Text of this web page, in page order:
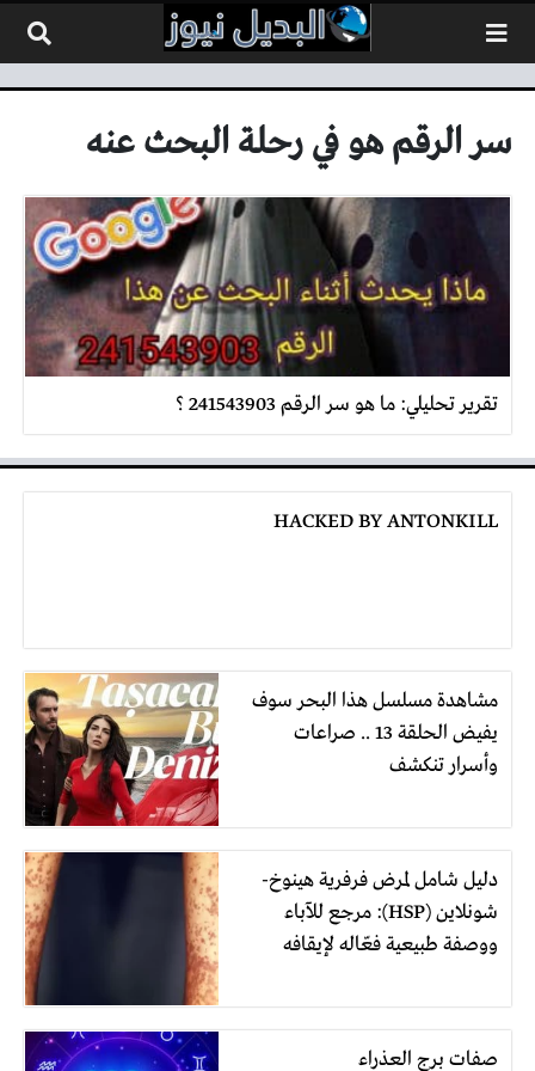
سر الرقم هو في رحلة البحث عنه
تقرير تحليلي: ما هو سر الرقم 241543903 ؟
HACKED BY ANTONKILL
مشاهدة مسلسل هذا البحر سوف
يفيض الحلقة 13 .. صراعات
وأسرار تنكشف
دليل شامل لمرض فرفرية هينوخ-
شونلاين (HSP): مرجع للآباء
ووصفة طبيعية فعّاله لإيقافه
صفات برج العذراء